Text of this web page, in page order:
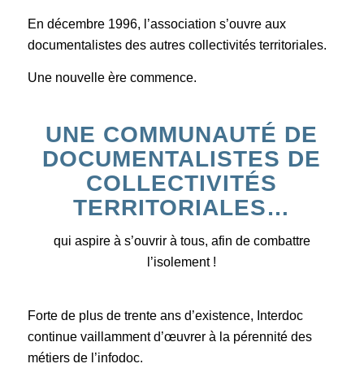
En décembre 1996, l’association s’ouvre aux
documentalistes des autres collectivités territoriales.
Une nouvelle ère commence.
UNE COMMUNAUTÉ DE
DOCUMENTALISTES DE
COLLECTIVITÉS
TERRITORIALES…
qui aspire à s’ouvrir à tous, afin de combattre
l’isolement !
Forte de plus de trente ans d’existence, Interdoc
continue vaillamment d’œuvrer à la pérennité des
métiers de l’infodoc.